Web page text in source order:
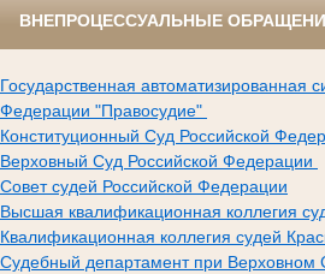
ВНЕПРОЦЕССУАЛЬНЫЕ
Государственная автоматизированная
Федерации "Правосудие"
Конституционный Суд Российской
Верховный Суд Российской Федерации
Совет судей Российской Федерации
Высшая квалификационная коллегия
Квалификационная коллегия судей
Судебный департамент при Верховном